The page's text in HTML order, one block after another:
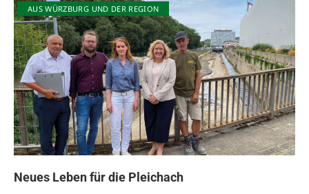
AUS WÜRZBURG UND DER REGION
Neues Leben für die Pleichach